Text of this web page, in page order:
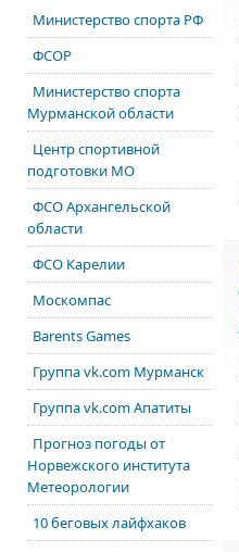
Министерство спорта РФ
ФСОР
Министерство спорта
Мурманской области
Центр спортивной
подготовки МО
ФСО Архангельской
области
ФСО Карелии
Москомпас
Barents Games
Группа vk.com Мурманск
Группа vk.com Апатиты
Прогноз погоды от
Норвежского института
Метеорологии
10 беговых лайфхаков